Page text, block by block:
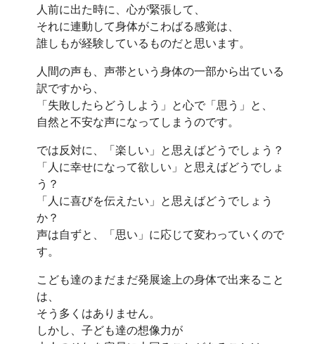
人前に出た時に、心が緊張して、
それに連動して身体がこわばる感覚は、
誰しもが経験しているものだと思います。
人間の声も、声帯という身体の一部から出ている
訳ですから、
「失敗したらどうしよう」と心で「思う」と、
自然と不安な声になってしまうのです。
では反対に、「楽しい」と思えばどうでしょう？
「人に幸せになって欲しい」と思えばどうでしょ
う？
「人に喜びを伝えたい」と思えばどうでしょう
か？
声は自ずと、「思い」に応じて変わっていくので
す。
こども達のまだまだ発展途上の身体で出来ること
は、
そう多くはありません。
しかし、子ども達の想像力が